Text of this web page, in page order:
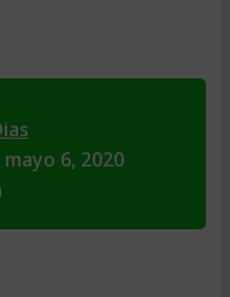
6, 2020